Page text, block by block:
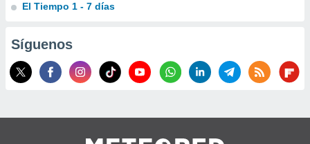
El Tiempo 1 - 7 días
Síguenos